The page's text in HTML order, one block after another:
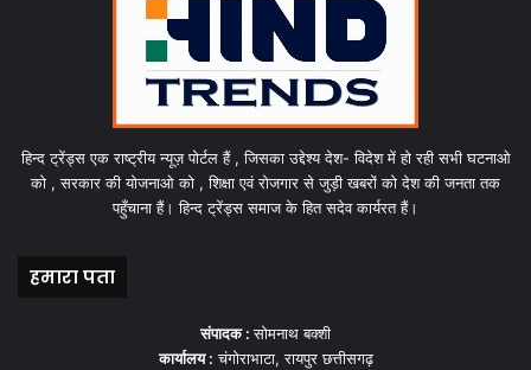
हिन्द ट्रेंड्स एक राष्ट्रीय न्यूज़ पोर्टल हैं , जिसका उद्देश्य देश- विदेश में हो रही सभी घटनाओ
को , सरकार की योजनाओ को , शिक्षा एवं रोजगार से जुड़ी खबरों को देश की जनता तक
पहुँचाना हैं। हिन्द ट्रेंड्स समाज के हित सदेव कार्यरत हैं।
हमारा पता
संपादक :सोमनाथ बक्शी
कार्यालय : चंगोराभाटा, रायपुर छत्तीसगढ़